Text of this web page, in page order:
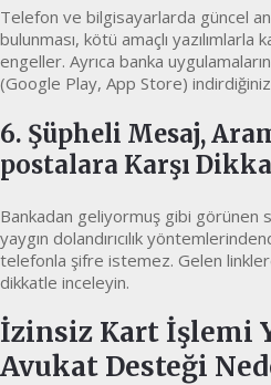
Telefon ve bilgisayarlarda güncel
bulunması, kötü amaçlı yazılımlarla
engeller. Ayrıca banka
(Google Play, App Store)
6. Şüpheli Mesaj,
postalara Karşı
Bankadan geliyormuş gibi görünen
yaygın dolandırıcılık
telefonla şifre istemez. Gelen
dikkatle inceleyin.
İzinsiz Kart İşlemi
Avukat Desteği